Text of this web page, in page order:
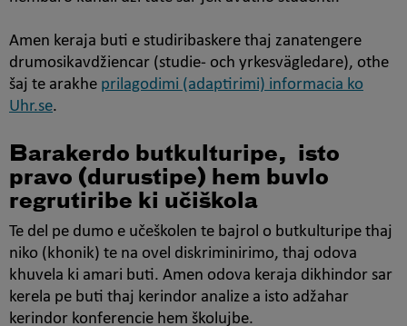
fönster
Amen keraja buti e studiribaskere thaj zanatengere
drumosikavdžiencar (studie- och yrkesvägledare), othe
šaj te arakhe prilagodimi (adaptirimi) informacia ko
Uhr.se.
Barakerdo butkulturipe, isto
pravo (durustipe) hem buvlo
regrutiribe ki učiškola
Te del pe dumo e učeškolen te bajrol o butkulturipe thaj
niko (khonik) te na ovel diskriminirimo, thaj odova
khuvela ki amari buti. Amen odova keraja dikhindor sar
kerela pe buti thaj kerindor analize a isto adžahar
kerindor konferencie hem školujbe.